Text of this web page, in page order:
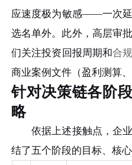
应速度极为敏感——一次
选名单外。此外，高层审
们关注投资回报周期和合
商业案例文件（盈利测算
针对决策链各阶
略
依据上述接触点，企业
结了五个阶段的目标、核